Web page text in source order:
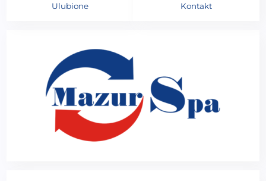
Ulubione Kontakt